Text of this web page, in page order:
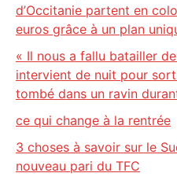
d’Occitanie partent en
euros grâce à un plan
« Il nous a fallu batailler
intervient de nuit pour
tombé dans un ravin
ce qui change à la rentrée
3 choses à savoir sur le
nouveau pari du TFC